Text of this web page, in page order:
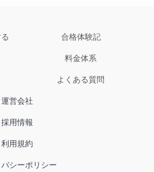
合格体験記
料金体系
よくある質問
運営会社
採用情報
利用規約
シーポリシー